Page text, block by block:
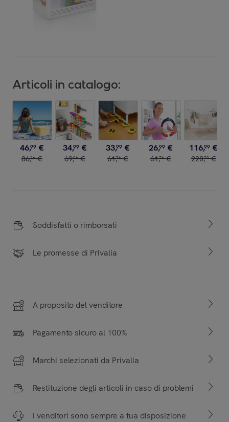
Articoli in catalogo:
46,99 €
86,36 €
34,99 €
69,06 €
33,99 €
61,76 €
26,99 €
61,76 €
116,99 €
220,70 €
Soddisfatti o rimborsati
Le promesse di Privalia
A proposito del venditore
Pagamento sicuro al 100%
Marchi selezionati da Privalia
Restituzione degli articoli in caso di problemi
I venditori sono sempre a tua disposizione